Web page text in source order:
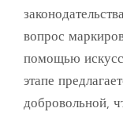
вопрос
помощью
этапе
добровольной,